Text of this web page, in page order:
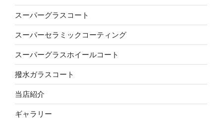
スーパーグラスコート
スーパーセラミックコーティング
スーパーグラスホイールコート
撥水ガラスコート
当店紹介
ギャラリー